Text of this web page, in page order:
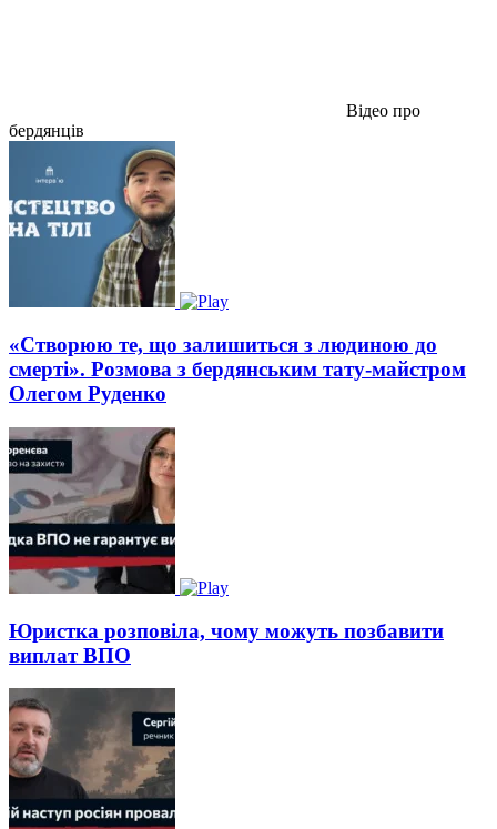
Відео про
бердянців
«Створюю те, що залишиться з людиною до
смерті». Розмова з бердянським тату-майстром
Олегом Руденко
Юристка розповіла, чому можуть позбавити
виплат ВПО